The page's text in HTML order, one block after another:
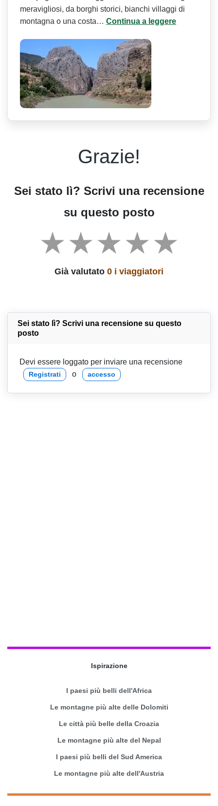
meravigliosi, da borghi storici, bianchi villaggi di
montagna o una costa… Continua a leggere
Grazie!
Sei stato lì? Scrivi una recensione
su questo posto
Già valutato 0 i viaggiatori
Sei stato lì? Scrivi una recensione su questo
posto
Devi essere loggato per inviare una recensione
Registrati o accesso
Ispirazione
I paesi più belli dell'Africa
Le montagne più alte delle Dolomiti
Le città più belle della Croazia
Le montagne più alte del Nepal
I paesi più belli del Sud America
Le montagne più alte dell'Austria